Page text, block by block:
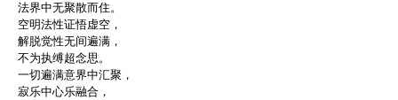
法界中无聚散而住。
空明法性证悟虚空，
解脱觉性无间遍满，
不为执缚超念思。
一切遍满意界中汇聚，
寂乐中心乐融合，